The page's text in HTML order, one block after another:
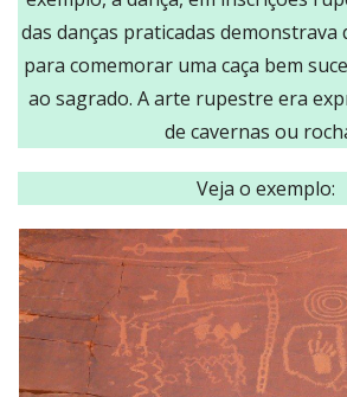
das danças praticadas demonstrava
para comemorar uma caça bem
ao sagrado. A arte rupestre era
de cavernas ou
Veja o exemplo: